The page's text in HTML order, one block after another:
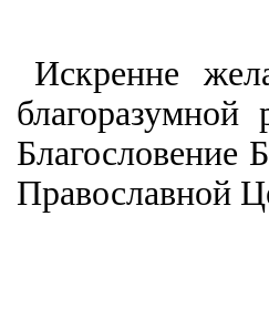
Искренне
Благословение
Православной